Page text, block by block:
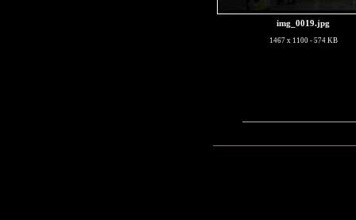
img_0019.jpg
1467 x 1100 - 574 KB